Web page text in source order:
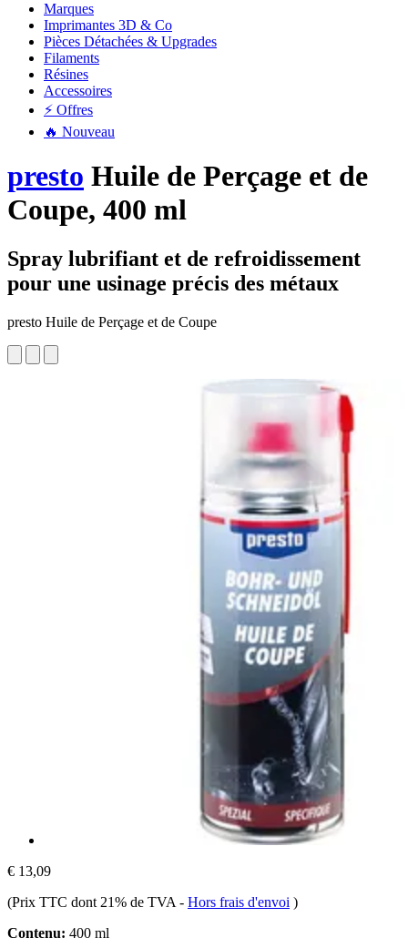
Marques
Imprimantes 3D & Co
Pièces Détachées & Upgrades
Filaments
Résines
Accessoires
⚡ Offres
🔥 Nouveau
presto Huile de Perçage et de
Coupe, 400 ml
Spray lubrifiant et de refroidissement
pour une usinage précis des métaux
presto Huile de Perçage et de Coupe
€ 13,09
(Prix TTC dont 21% de TVA - Hors frais d'envoi )
Contenu: 400 ml